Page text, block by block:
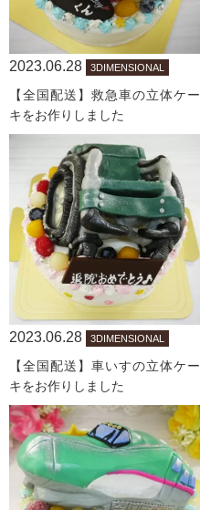
2023.06.28 3DIMENSIONAL
【全国配送】救急車の立体ケー
キをお作りしました
2023.06.28 3DIMENSIONAL
【全国配送】車いすの立体ケー
キをお作りしました